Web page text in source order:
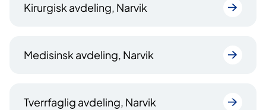
Kirurgisk avdeling, Narvik
Medisinsk avdeling, Narvik
Tverrfaglig avdeling, Narvik